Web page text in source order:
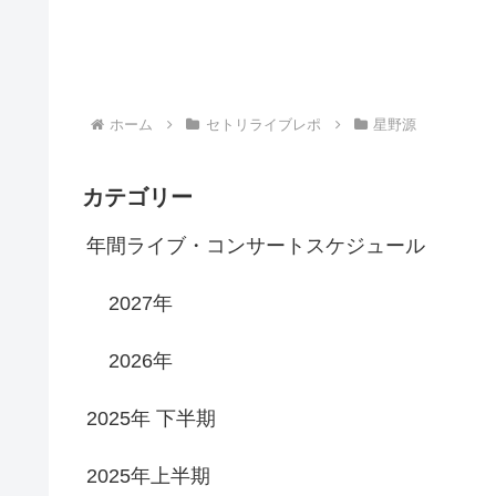
ホーム セトリライブレポ 星野源
カテゴリー
年間ライブ・コンサートスケジュール
2027年
2026年
2025年 下半期
2025年上半期